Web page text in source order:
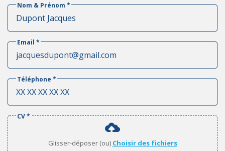
Nom & Prénom *
Email *
Téléphone *
CV*
Glisser-déposer (ou) Choisir des fichiers